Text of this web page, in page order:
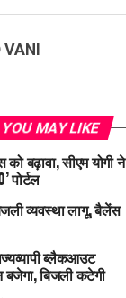
YOU MAY LIKE
बढ़ावा, सीएम योगी ने
पोर्टल
व्यवस्था लागू, बैलेंस
ब्लैकआउट
बिजली कटेगी